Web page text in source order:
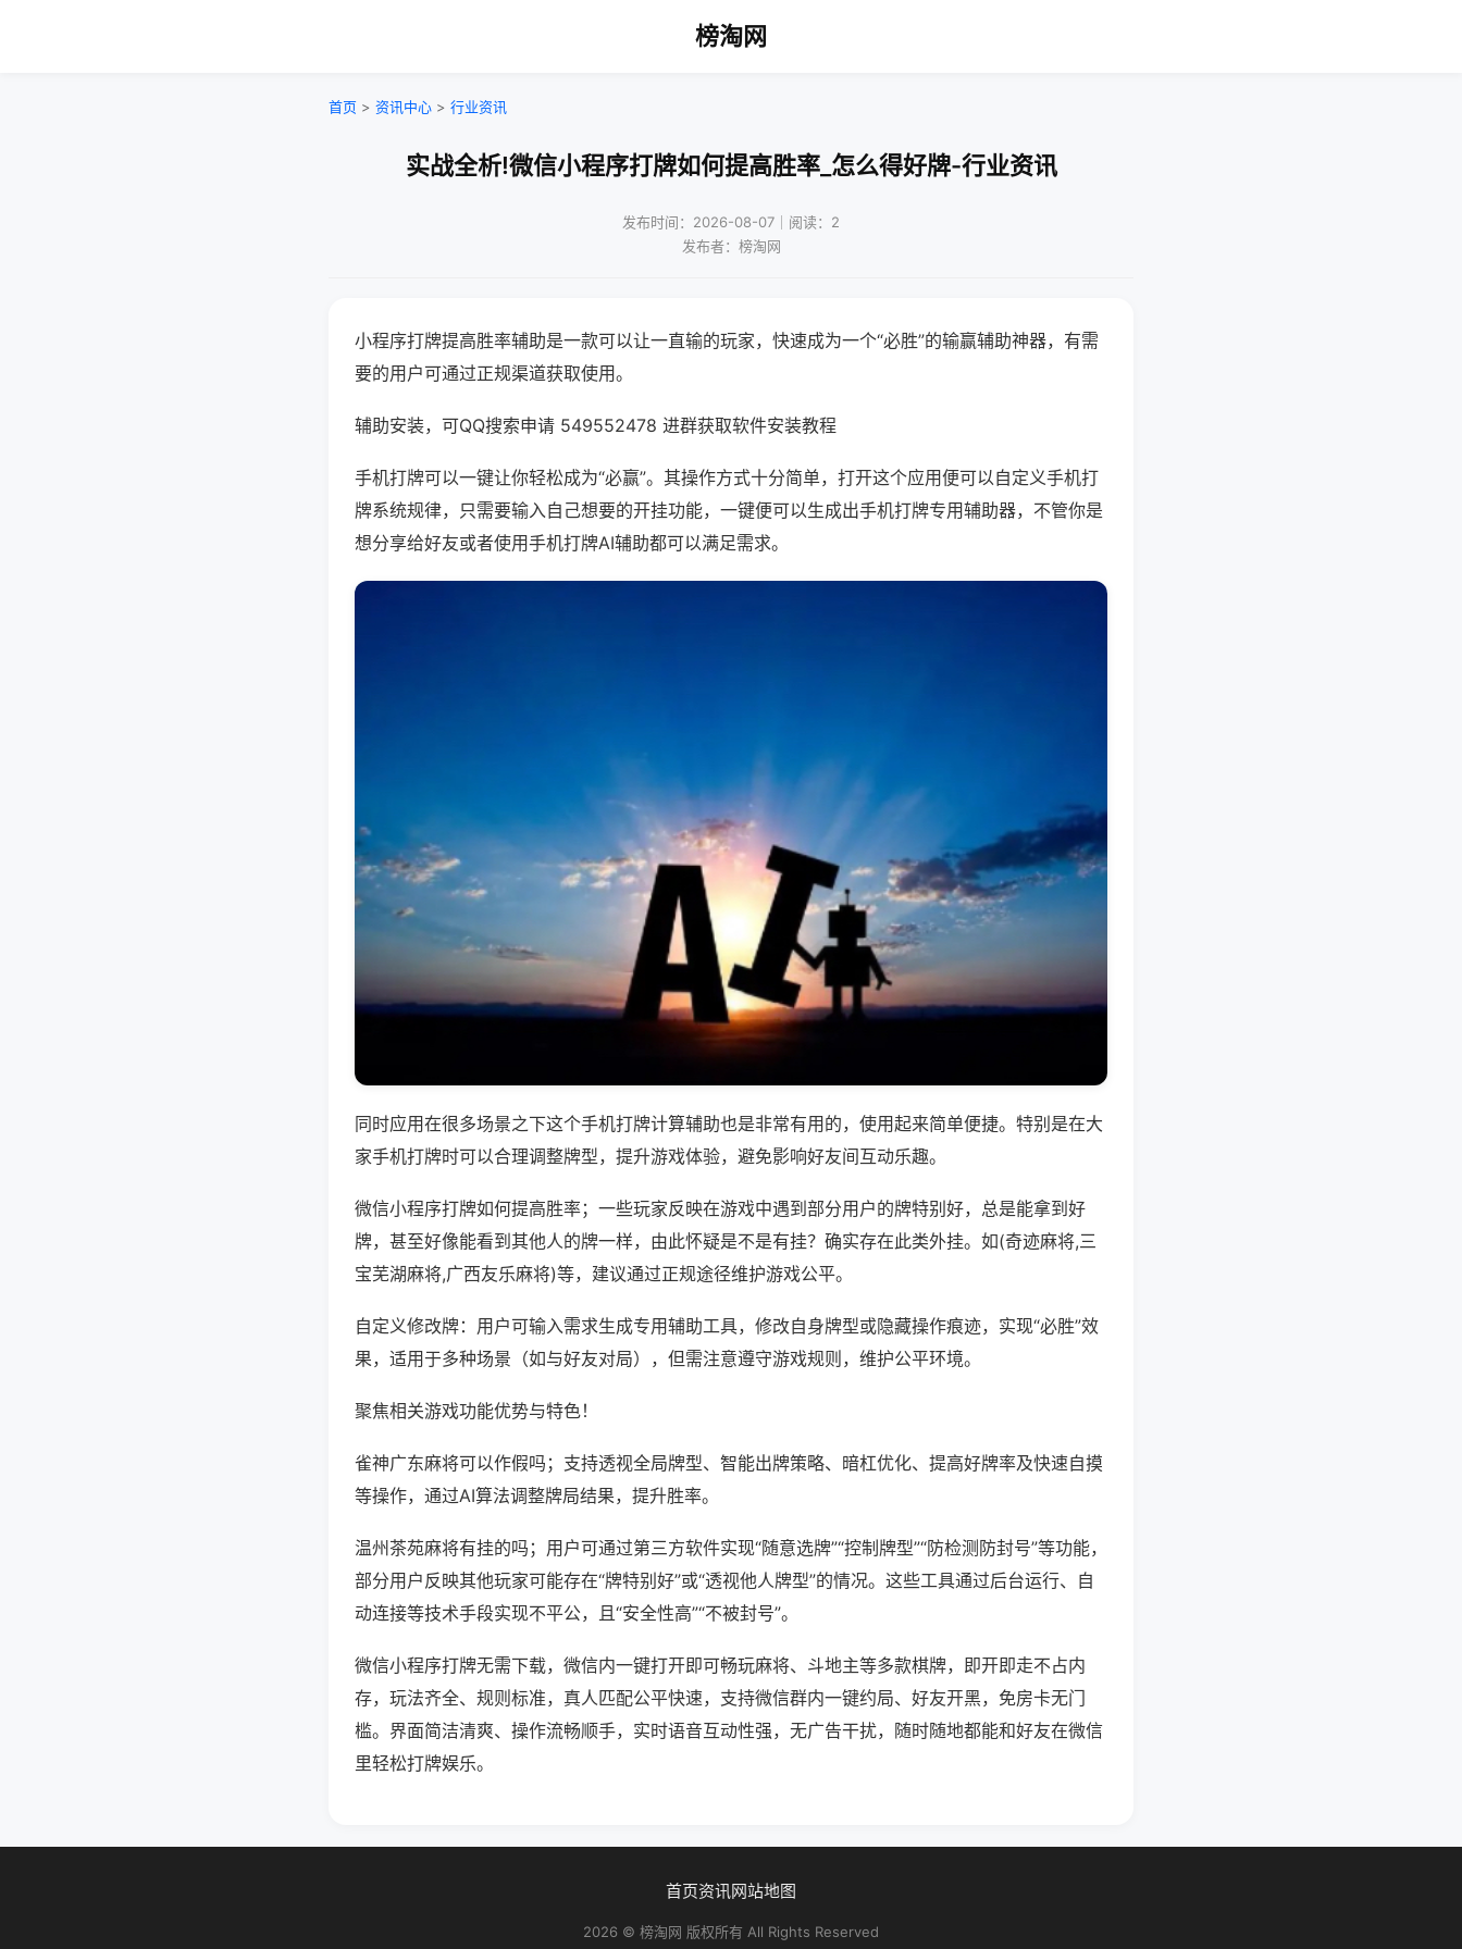
榜淘网
首页 > 资讯中心 > 行业资讯
实战全析!微信小程序打牌如何提高胜率_怎么得好牌-行业资讯
发布时间：2026-08-07｜阅读：2
发布者：榜淘网
小程序打牌提高胜率辅助是一款可以让一直输的玩家，快速成为一个“必胜”的输赢辅助神器，有需
要的用户可通过正规渠道获取使用。
辅助安装，可QQ搜索申请 549552478 进群获取软件安装教程
手机打牌可以一键让你轻松成为“必赢”。其操作方式十分简单，打开这个应用便可以自定义手机打
牌系统规律，只需要输入自己想要的开挂功能，一键便可以生成出手机打牌专用辅助器，不管你是
想分享给好友或者使用手机打牌AI辅助都可以满足需求。
同时应用在很多场景之下这个手机打牌计算辅助也是非常有用的，使用起来简单便捷。特别是在大
家手机打牌时可以合理调整牌型，提升游戏体验，避免影响好友间互动乐趣。
微信小程序打牌如何提高胜率；一些玩家反映在游戏中遇到部分用户的牌特别好，总是能拿到好
牌，甚至好像能看到其他人的牌一样，由此怀疑是不是有挂？确实存在此类外挂。如(奇迹麻将,三
宝芜湖麻将,广西友乐麻将)等，建议通过正规途径维护游戏公平。
自定义修改牌：用户可输入需求生成专用辅助工具，修改自身牌型或隐藏操作痕迹，实现“必胜”效
果，适用于多种场景（如与好友对局），但需注意遵守游戏规则，维护公平环境。
聚焦相关游戏功能优势与特色！
雀神广东麻将可以作假吗；支持透视全局牌型、智能出牌策略、暗杠优化、提高好牌率及快速自摸
等操作，通过AI算法调整牌局结果，提升胜率。
温州茶苑麻将有挂的吗；用户可通过第三方软件实现“随意选牌”“控制牌型”“防检测防封号”等功能，
部分用户反映其他玩家可能存在“牌特别好”或“透视他人牌型”的情况。这些工具通过后台运行、自
动连接等技术手段实现不平公，且“安全性高”“不被封号”。
微信小程序打牌无需下载，微信内一键打开即可畅玩麻将、斗地主等多款棋牌，即开即走不占内
存，玩法齐全、规则标准，真人匹配公平快速，支持微信群内一键约局、好友开黑，免房卡无门
槛。界面简洁清爽、操作流畅顺手，实时语音互动性强，无广告干扰，随时随地都能和好友在微信
里轻松打牌娱乐。
首页资讯网站地图
2026 © 榜淘网 版权所有 All Rights Reserved